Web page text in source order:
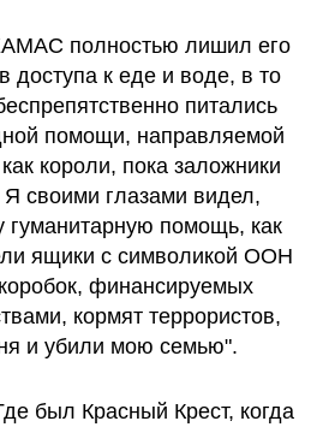
полностью лишил его
доступа к еде и воде, в то
питались
помощи, направляемой
короли, пока заложники
своими глазами видел,
гуманитарную помощь, как
ящики с символикой ООН
финансируемых
кормят террористов,
и убили мою семью".
был Красный Крест, когда